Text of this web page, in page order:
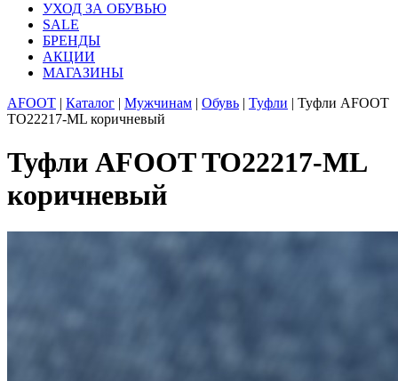
УХОД ЗА ОБУВЬЮ
SALE
БРЕНДЫ
АКЦИИ
МАГАЗИНЫ
AFOOT | Каталог | Мужчинам | Обувь | Туфли | Туфли AFOOT
TO22217-ML коричневый
Туфли AFOOT TO22217-ML
коричневый